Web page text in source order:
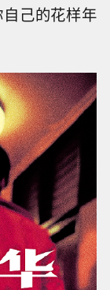
己的花样年